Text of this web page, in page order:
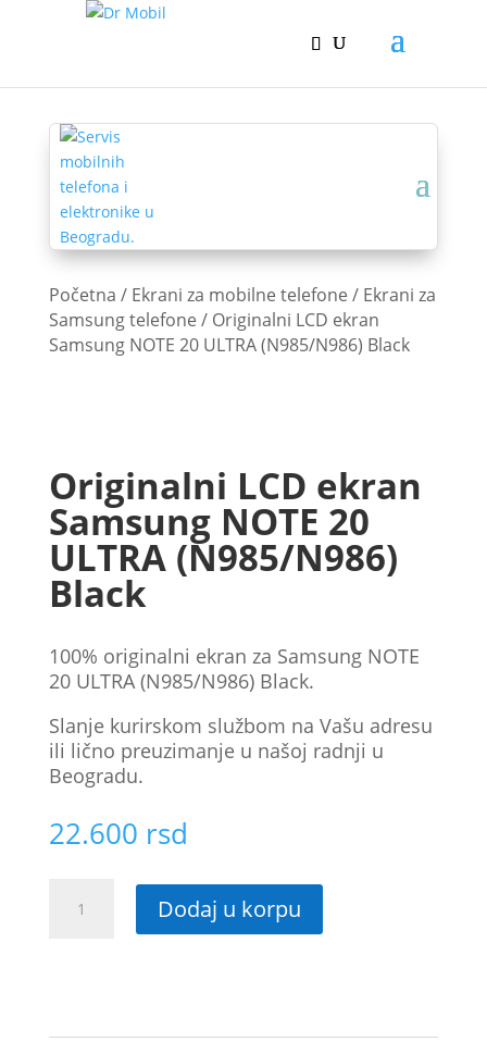
Početna / Ekrani za mobilne telefone / Ekrani za
Samsung telefone / Originalni LCD ekran
Samsung NOTE 20 ULTRA (N985/N986) Black
Originalni LCD ekran
Samsung NOTE 20
ULTRA (N985/N986)
Black
100% originalni ekran za Samsung NOTE
20 ULTRA (N985/N986) Black.
Slanje kurirskom službom na Vašu adresu
ili lično preuzimanje u našoj radnji u
Beogradu.
22.600 rsd
Originalni
LCD
ULTRA
Dodaj u korpu